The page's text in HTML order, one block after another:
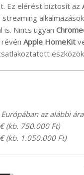
Ez elérést biztosít az
streaming
is. Nincs ugyan
Apple HomeKit
eszközök
az alábbi
(kb. 750.000 Ft)
(kb. 1.050.000 Ft)